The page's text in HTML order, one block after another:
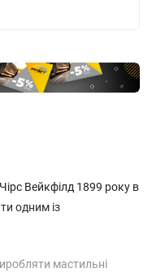
Вейкфілд 1899 року в
одним із
мастильні